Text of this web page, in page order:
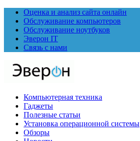
Оценка и анализ сайта онлайн
Обслуживание компьютеров
Обслуживание ноутбуков
Эверон IT
Связь с нами
Компьютерная техника
Гаджеты
Полезные статьи
Установка операционной системы
Обзоры